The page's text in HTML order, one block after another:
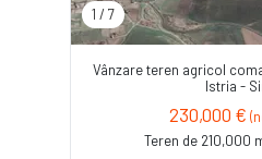
1 / 7
Vânzare teren agricol
Istria -
230,000 €
Teren de 210,000